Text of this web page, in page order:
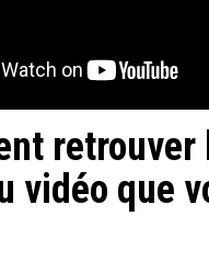
retrouver
vidéo que